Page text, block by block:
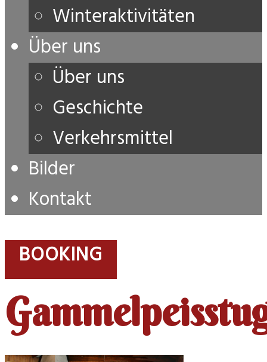
Winteraktivitäten
Über uns
Über uns
Geschichte
Verkehrsmittel
Bilder
Kontakt
BOOKING